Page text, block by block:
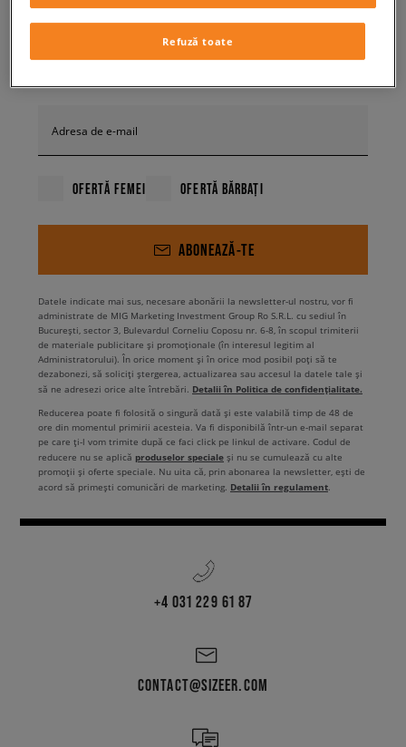
NEWSLETTER
Adresa de e-mail
OFERTĂ FEMEI OFERTĂ BĂRBAȚI
ABONEAZĂ-TE
Datele indicate mai sus, necesare abonării la newsletter-ul nostru, vor fi
administrate de MIG Marketing Investment Group Ro S.R.L. cu sediul în
București, sector 3, Bulevardul Corneliu Coposu nr. 6-8, în scopul trimiterii
de materiale publicitare și promoționale (în interesul legitim al
Administratorului). În orice moment și în orice mod posibil poți să te
dezabonezi, să soliciți ștergerea, actualizarea sau accesul la datele tale și
să ne adresezi orice alte întrebări. Detalii în Politica de confidențialitate.
Reducerea poate fi folosită o singură dată și este valabilă timp de 48 de
ore din momentul primirii acesteia. Va fi disponibilă într-un e-mail separat
pe care ți-l vom trimite după ce faci click pe linkul de activare. Codul de
reducere nu se aplică produselor speciale și nu se cumulează cu alte
promoții și oferte speciale. Nu uita că, prin abonarea la newsletter, ești de
acord să primești comunicări de marketing. Detalii în regulament.
+4 031 229 61 87
CONTACT@SIZEER.COM
Refuză toate